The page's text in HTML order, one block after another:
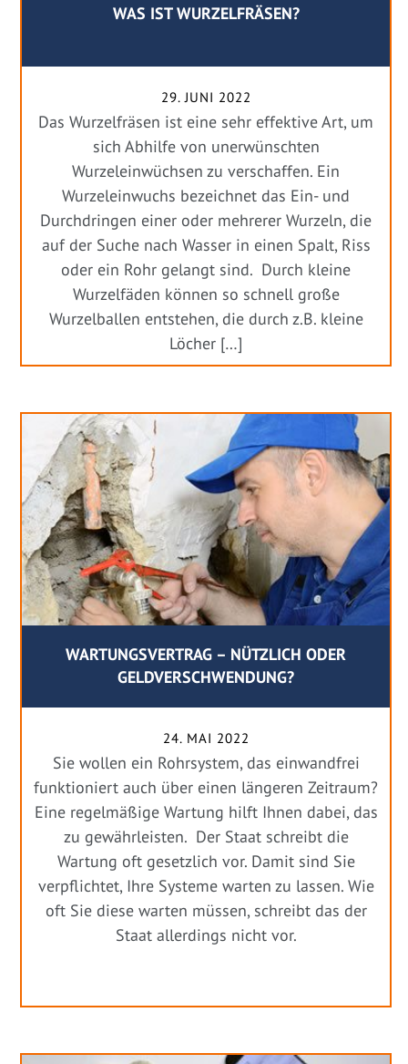
WAS IST WURZELFRÄSEN?
29. JUNI 2022
Das Wurzelfräsen ist eine sehr effektive Art, um
sich Abhilfe von unerwünschten
Wurzeleinwüchsen zu verschaffen. Ein
Wurzeleinwuchs bezeichnet das Ein- und
Durchdringen einer oder mehrerer Wurzeln, die
auf der Suche nach Wasser in einen Spalt, Riss
oder ein Rohr gelangt sind. Durch kleine
Wurzelfäden können so schnell große
Wurzelballen entstehen, die durch z.B. kleine
Löcher […]
WARTUNGSVERTRAG – NÜTZLICH ODER
GELDVERSCHWENDUNG?
24. MAI 2022
Sie wollen ein Rohrsystem, das einwandfrei
funktioniert auch über einen längeren Zeitraum?
Eine regelmäßige Wartung hilft Ihnen dabei, das
zu gewährleisten. Der Staat schreibt die
Wartung oft gesetzlich vor. Damit sind Sie
verpflichtet, Ihre Systeme warten zu lassen. Wie
oft Sie diese warten müssen, schreibt das der
Staat allerdings nicht vor.